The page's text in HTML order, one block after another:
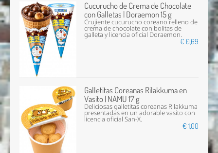
Cucurucho de Crema de Chocolate
con Galletas | Doraemon 15 g
Crujiente cucurucho coreano relleno de
crema de chocolate con bolitas de
galleta y licencia oficial Doraemon.
€ 0,69
Galletitas Coreanas Rilakkuma en
Vasito | NAMU 17 g
Deliciosas galletitas coreanas Rilakkuma
presentadas en un adorable vasito con
licencia oficial San-X.
€ 1,00